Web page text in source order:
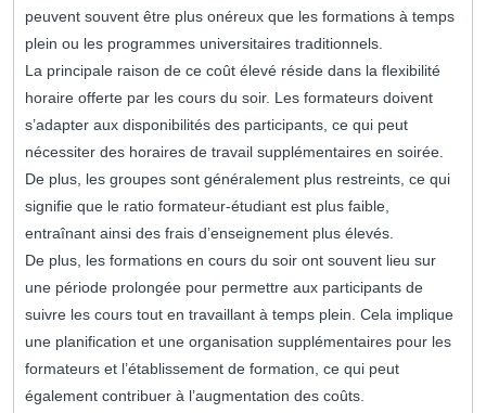
peuvent souvent être plus onéreux que les formations à temps
plein ou les programmes universitaires traditionnels.
La principale raison de ce coût élevé réside dans la flexibilité
horaire offerte par les cours du soir. Les formateurs doivent
s’adapter aux disponibilités des participants, ce qui peut
nécessiter des horaires de travail supplémentaires en soirée.
De plus, les groupes sont généralement plus restreints, ce qui
signifie que le ratio formateur-étudiant est plus faible,
entraînant ainsi des frais d’enseignement plus élevés.
De plus, les formations en cours du soir ont souvent lieu sur
une période prolongée pour permettre aux participants de
suivre les cours tout en travaillant à temps plein. Cela implique
une planification et une organisation supplémentaires pour les
formateurs et l’établissement de formation, ce qui peut
également contribuer à l’augmentation des coûts.